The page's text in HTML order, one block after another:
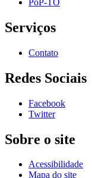
PoP-TO
Serviços
Contato
Redes Sociais
Facebook
Twitter
Sobre o site
Acessibilidade
Mapa do site